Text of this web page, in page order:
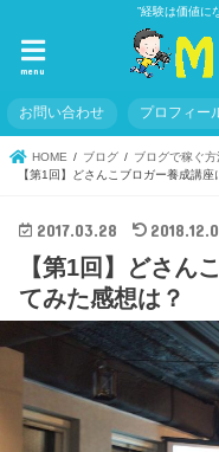
”経験は価値に
menu
お問い合わせ プロフィー
HOME ブログ
ブログで稼ぐ方
【第1回】どさんこブロガー養成講
2017.03.28
【第1回】どさん
てみた感想は？